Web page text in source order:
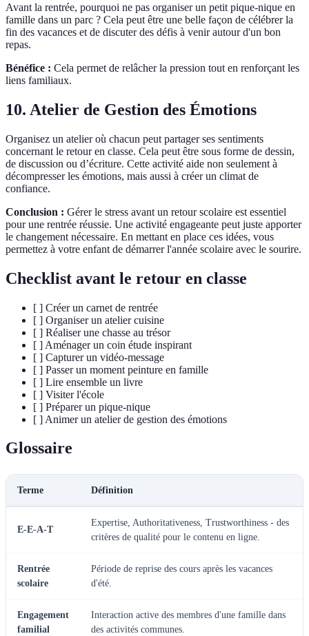
Avant la rentrée, pourquoi ne pas organiser un petit pique-nique en
famille dans un parc ? Cela peut être une belle façon de célébrer la
fin des vacances et de discuter des défis à venir autour d'un bon
repas.
Bénéfice : Cela permet de relâcher la pression tout en renforçant les
liens familiaux.
10. Atelier de Gestion des Émotions
Organisez un atelier où chacun peut partager ses sentiments
concernant le retour en classe. Cela peut être sous forme de dessin,
de discussion ou d’écriture. Cette activité aide non seulement à
décompresser les émotions, mais aussi à créer un climat de
confiance.
Conclusion : Gérer le stress avant un retour scolaire est essentiel
pour une rentrée réussie. Une activité engageante peut juste apporter
le changement nécessaire. En mettant en place ces idées, vous
permettez à votre enfant de démarrer l'année scolaire avec le sourire.
Checklist avant le retour en classe
[ ] Créer un carnet de rentrée
[ ] Organiser un atelier cuisine
[ ] Réaliser une chasse au trésor
[ ] Aménager un coin étude inspirant
[ ] Capturer un vidéo-message
[ ] Passer un moment peinture en famille
[ ] Lire ensemble un livre
[ ] Visiter l'école
[ ] Préparer un pique-nique
[ ] Animer un atelier de gestion des émotions
Glossaire
Terme Définition
E-E-A-T
Expertise, Authoritativeness, Trustworthiness - des
critères de qualité pour le contenu en ligne.
Rentrée
scolaire
Période de reprise des cours après les vacances
d'été.
Engagement
familial
Interaction active des membres d'une famille dans
des activités communes.